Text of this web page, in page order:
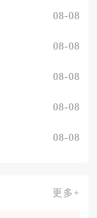
08-08
08-08
08-08
08-08
08-08
更多+